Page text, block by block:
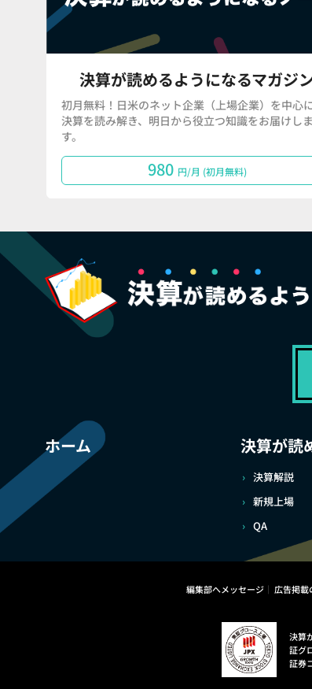
決算が読めるようになるマガジ
初月無料！日米のネット企業（上場企業）を中心に
決算を読み解き、明日から役立つ知識をお届けしま
す。
980 円/月 (初月無料)
ホーム 決算が読
決算解説
新規上場
QA
編集部へメッセージ 広告掲載
決算
証グ
証券